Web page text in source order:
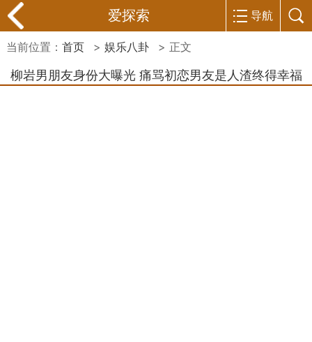
爱探索 导航
当前位置： 首页 > 娱乐八卦 > 正文
柳岩男朋友身份大曝光 痛骂初恋男友是人渣终得幸福